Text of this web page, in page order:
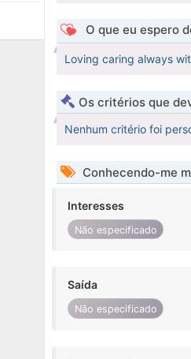
O que eu espero
Loving caring always
Os critérios que
Nenhum critério foi
Conhecendo-me
Interesses
Não especificado
Saída
Não especificado